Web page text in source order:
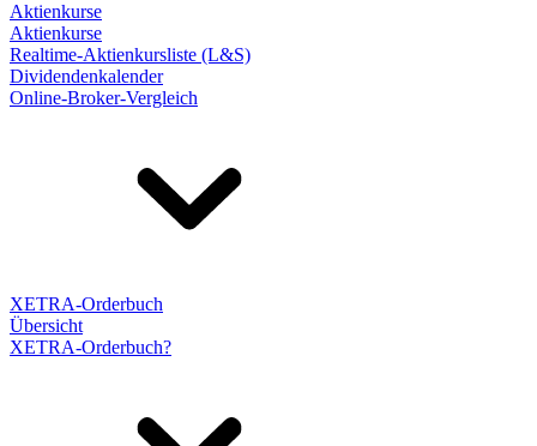
Aktienkurse
Aktienkurse
Realtime-Aktienkursliste (L&S)
Dividendenkalender
Online-Broker-Vergleich
XETRA-Orderbuch
Übersicht
XETRA-Orderbuch?